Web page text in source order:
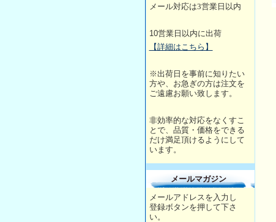
メール対応は3営業日 以内
10営業日以内に出荷
【詳細はこちら】
※出荷日を事前に知りたい
方や、お急ぎの方は注文を
ご遠慮お願い致します。
非効率的な対応をなくすこ
とで、品質・価格をできる
だけ満足頂けるようにして
います。
メールマガジン
メールアドレスを入力し
登録ボタンを押して下さ
い。